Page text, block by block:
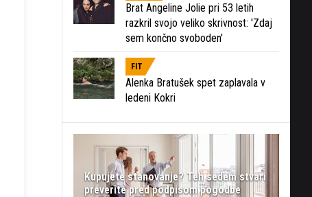
Brat Angeline Jolie pri 53 letih
razkril svojo veliko skrivnost: 'Zdaj
sem končno svoboden'
FIT
Alenka Bratušek spet zaplavala v
ledeni Kokri
Kupujete stanovanje? Teh sedem stvari
preverite pred podpisom pogodbe